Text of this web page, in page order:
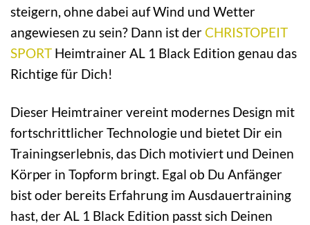
steigern, ohne dabei auf Wind und Wetter
angewiesen zu sein? Dann ist derCHRISTOPEIT
SPORT Heimtrainer AL 1 Black Edition genau das
Richtige für Dich!
Dieser Heimtrainer vereint modernes Design mit
fortschrittlicher Technologie und bietet Dir ein
Trainingserlebnis, das Dich motiviert und Deinen
Körper in Topform bringt. Egal ob Du Anfänger
bist oder bereits Erfahrung im Ausdauertraining
hast, der AL 1 Black Edition passt sich Deinen